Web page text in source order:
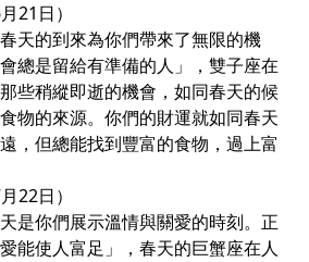
21日）
天的到來為你們帶來了無限的機
總是留給有準備的人」，雙子座在
些稍縱即逝的機會，如同春天的候
物的來源。你們的財運就如同春天
，但總能找到豐富的食物，過上富
22日）
是你們展示溫情與關愛的時刻。正
能使人富足」，春天的巨蟹座在人